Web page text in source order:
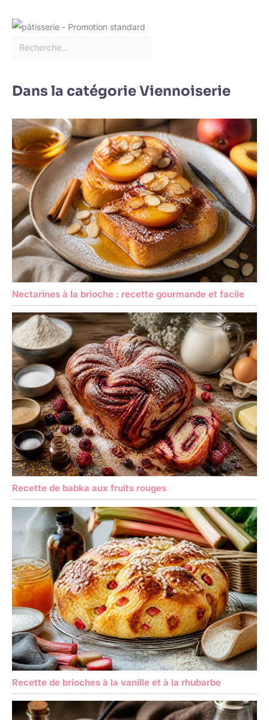
Dans la catégorie Viennoiserie
Nectarines à la brioche : recette gourmande et facile
Recette de babka aux fruits rouges
Recette de brioches à la vanille et à la rhubarbe